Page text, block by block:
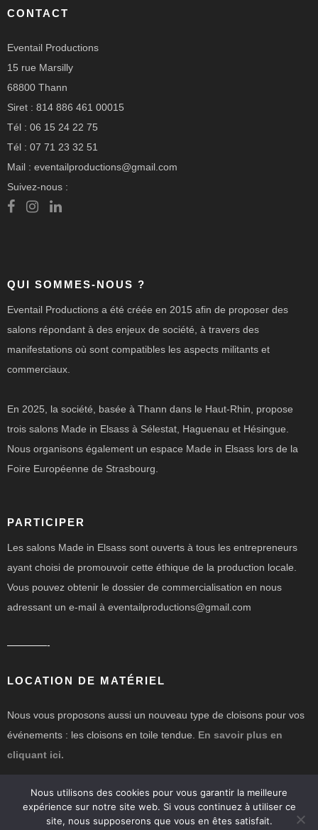
CONTACT
Eventail Productions
15 rue Marsilly
68800 Thann
Siret : 814 886 461 00015
Tél : 06 15 24 22 75
Tél : 07 71 23 32 51
Mail : eventailproductions@gmail.com
Suivez-nous :
QUI SOMMES-NOUS ?
Eventail Productions a été créée en 2015 afin de proposer des
salons répondant à des enjeux de société, à travers des
manifestations où sont compatibles les aspects militants et
commerciaux.
En 2025, la société, basée à Thann dans le Haut-Rhin, propose
trois salons Made in Elsass à Sélestat, Haguenau et Hésingue.
Nous organisons également un espace Made in Elsass lors de la
Foire Européenne de Strasbourg.
PARTICIPER
Les salons Made in Elsass sont ouverts à tous les entrepreneurs
ayant choisi de promouvoir cette éthique de la production locale.
Vous pouvez obtenir le dossier de commercialisation en nous
adressant un e-mail à eventailproductions@gmail.com
————-
LOCATION DE MATÉRIEL
Nous vous proposons aussi un nouveau type de cloisons pour vos
événements : les cloisons en toile tendue. En savoir plus en
cliquant ici.
Nous utilisons des cookies pour vous garantir la meilleure
expérience sur notre site web. Si vous continuez à utiliser ce
site, nous supposerons que vous en êtes satisfait.